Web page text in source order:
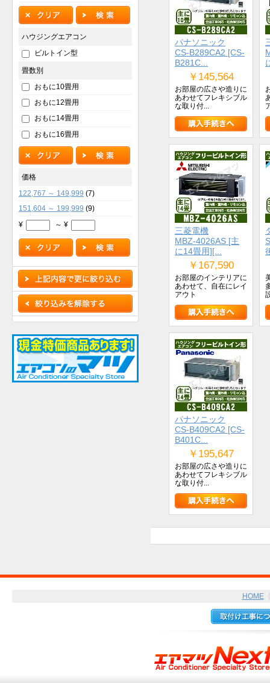
パナソニック
CS-B289CA2 [CS-
B281C...
￥145,564
お部屋の広さや造りに
あわせてフレキシブル
な取り付...
三菱電機
MBZ-4026AS [主
に14畳用][...
￥167,590
お部屋のインテリアに
あわせて、自在にレイ
アウト
パナソニック
CS-B409CA2 [CS-
B401C...
￥195,647
お部屋の広さや造りに
あわせてフレキシブル
な取り付...
ハウジングエアコン
ビルトイン型
畳数別
おもに10畳用
おもに12畳用
おもに14畳用
おもに16畳用
価格
122,767 ～ 149,999 (7)
151,604 ～ 199,999 (9)
¥
～ ¥
HOME